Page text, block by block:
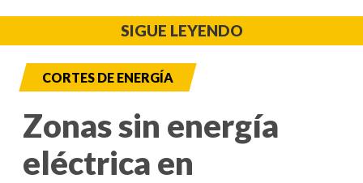
SIGUE LEYENDO
CORTES DE ENERGÍA
Zonas sin energía
eléctrica en